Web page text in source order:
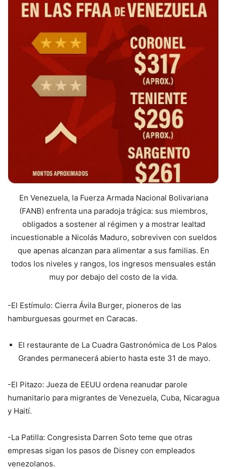
En Venezuela, la Fuerza Armada Nacional Bolivariana
(FANB) enfrenta una paradoja trágica: sus miembros,
obligados a sostener al régimen y a mostrar lealtad
incuestionable a Nicolás Maduro, sobreviven con sueldos
que apenas alcanzan para alimentar a sus familias. En
todos los niveles y rangos, los ingresos mensuales están
muy por debajo del costo de la vida.
-El Estímulo: Cierra Ávila Burger, pioneros de las
hamburguesas gourmet en Caracas.
El restaurante de La Cuadra Gastronómica de Los Palos
Grandes permanecerá abierto hasta este 31 de mayo.
-El Pitazo: Jueza de EEUU ordena reanudar parole
humanitario para migrantes de Venezuela, Cuba, Nicaragua
y Haití.
-La Patilla: Congresista Darren Soto teme que otras
empresas sigan los pasos de Disney con empleados
venezolanos.